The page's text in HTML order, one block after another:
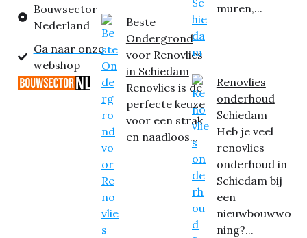
Bouwsector
Nederland
Ga naar onze
webshop
Beste
Ondergrond
voor Renovlies
in Schiedam
Renovlies is de
perfecte keuze
voor een strak
en naadloos...
muren,...
Renovlies
onderhoud
Schiedam
Heb je veel
renovlies
onderhoud in
Schiedam bij
een
nieuwbouwwo
ning?...